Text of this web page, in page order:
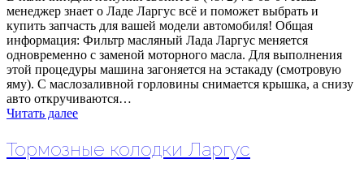
менеджер знает о Ладе Ларгус всё и поможет выбрать и
купить запчасть для вашей модели автомобиля! Общая
информация: Фильтр масляный Лада Ларгус меняется
одновременно с заменой моторного масла. Для выполнения
этой процедуры машина загоняется на эстакаду (смотровую
яму). С маслозаливной горловины снимается крышка, а снизу
авто откручиваются…
Читать далее
Тормозные колодки Ларгус